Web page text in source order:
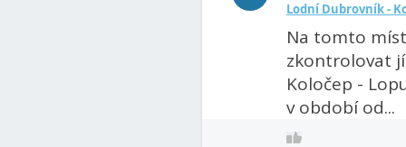
Lodní Dubrovník -
Na tomto
zkontrolovat
Koločep -
v období od...